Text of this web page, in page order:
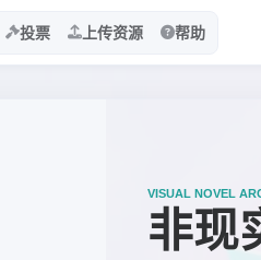
投票 上传资源 帮助
VISUAL NOVEL
非现